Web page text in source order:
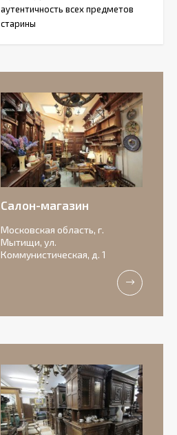
аутентичность всех предметов
старины
Салон-магазин
Московская область, г.
Мытищи, ул.
Коммунистическая, д. 1